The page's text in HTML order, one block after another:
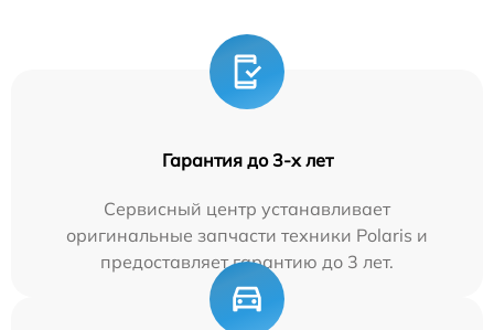
Гарантия до 3-х лет
Сервисный центр устанавливает
оригинальные запчасти техники Polaris и
предоставляет гарантию до 3 лет.